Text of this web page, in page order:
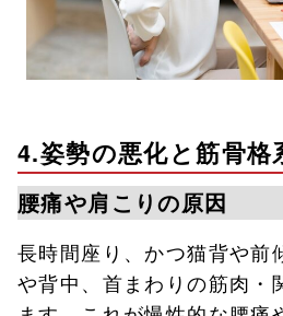
4.姿勢の悪化と筋骨格
腰痛や肩こりの原因
長時間座り、かつ猫背や前
や背中、首まわりの筋肉・